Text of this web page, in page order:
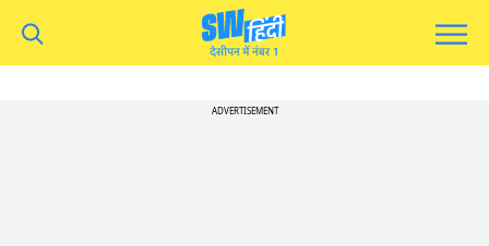
ADVERTISEMENT